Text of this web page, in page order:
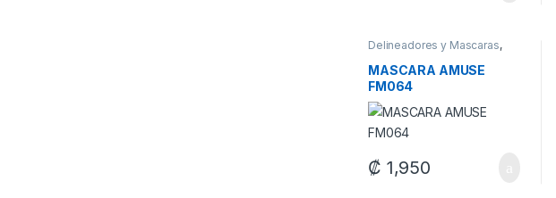
Delineadores y Mascaras,
MASCARA AMUSE
FM064
₡ 1,950